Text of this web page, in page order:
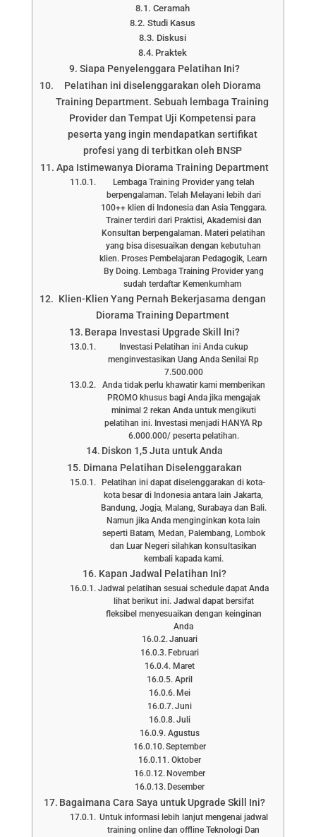
Ceramah
Studi Kasus
Diskusi
Praktek
Siapa Penyelenggara Pelatihan Ini?
Pelatihan ini diselenggarakan oleh Diorama
Training Department. Sebuah lembaga Training
Provider dan Tempat Uji Kompetensi para
peserta yang ingin mendapatkan sertifikat
profesi yang di terbitkan oleh BNSP
Apa Istimewanya Diorama Training Department
Lembaga Training Provider yang telah
berpengalaman. Telah Melayani lebih dari
100++ klien di Indonesia dan Asia Tenggara.
Trainer terdiri dari Praktisi, Akademisi dan
Konsultan berpengalaman. Materi pelatihan
yang bisa disesuaikan dengan kebutuhan
klien. Proses Pembelajaran Pedagogik, Learn
By Doing. Lembaga Training Provider yang
sudah terdaftar Kemenkumham
Klien-Klien Yang Pernah Bekerjasama dengan
Diorama Training Department
Berapa Investasi Upgrade Skill Ini?
Investasi Pelatihan ini Anda cukup
menginvestasikan Uang Anda Senilai Rp
7.500.000
Anda tidak perlu khawatir kami memberikan
PROMO khusus bagi Anda jika mengajak
minimal 2 rekan Anda untuk mengikuti
pelatihan ini. Investasi menjadi HANYA Rp
6.000.000/ peserta pelatihan.
Diskon 1,5 Juta untuk Anda
Dimana Pelatihan Diselenggarakan
Pelatihan ini dapat diselenggarakan di kota-
kota besar di Indonesia antara lain Jakarta,
Bandung, Jogja, Malang, Surabaya dan Bali.
Namun jika Anda menginginkan kota lain
seperti Batam, Medan, Palembang, Lombok
dan Luar Negeri silahkan konsultasikan
kembali kapada kami.
Kapan Jadwal Pelatihan Ini?
Jadwal pelatihan sesuai schedule dapat Anda
lihat berikut ini. Jadwal dapat bersifat
fleksibel menyesuaikan dengan keinginan
Anda
Januari
Februari
Maret
April
Mei
Juni
Juli
Agustus
September
Oktober
November
Desember
Bagaimana Cara Saya untuk Upgrade Skill Ini?
Untuk informasi lebih lanjut mengenai jadwal
training online dan offline Teknologi Dan